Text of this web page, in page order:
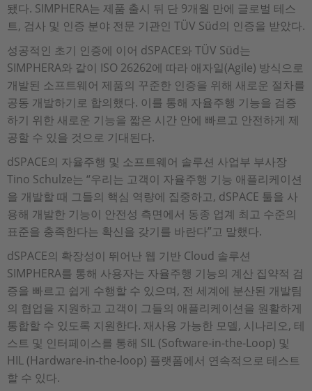
됐다. SIMPHERA는 제품 출시 뒤 단 9개월 만에 글로벌 테스
트, 검사 및 인증 분야 전문 기관인 TÜV Süd의 인증을 받았다.
성공적인 초기 인증에 이어 dSPACE와 TÜV Süd는
SIMPHERA와 같이 ISO 26262에 따라 애자일(Agile) 방식으로
개발된 소프트웨어 제품의 꾸준한 인증을 위해 새로운 절차를
공동 개발하기로 합의했다. 이를 통해 자율주행 기능을 검증
하기 위한 새로운 기능을 짧은 시간 안에 빠르고 안전하게 제
공할 수 있을 것으로 기대된다.
dSPACE의 자율주행 및 소프트웨어 솔루션 사업부 부사장
Tino Schulze는 “우리는 고객이 자율주행 기능 애플리케이션
을 개발할 때 그들의 핵심 역량에 집중하고, dSPACE 툴을 사
용해 개발한 기능이 안전성 측면에서 동종 업계 최고 수준의
표준을 충족한다는 확신을 갖기를 바란다”고 말했다.
dSPACE의 확장성이 뛰어난 웹 기반 Cloud 솔루션
SIMPHERA를 통해 사용자는 자율주행 기능의 계산 집약적 검
증을 빠르고 쉽게 수행할 수 있으며, 전 세계에 분산된 개발팀
의 협업을 지원하고 고객이 그들의 애플리케이션을 원활하게
통합할 수 있도록 지원한다. 재사용 가능한 모델, 시나리오, 테
스트 및 인터페이스를 통해 SIL (Software-in-the-Loop) 및
HIL (Hardware-in-the-loop) 플랫폼에서 연속적으로 테스트
할 수 있다.